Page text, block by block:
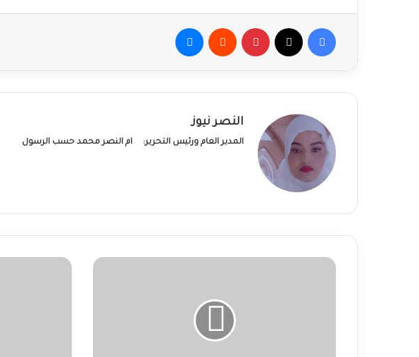
فيسبوك بينتيريست
النصر نيوز
المدير العام ورئيس التحرير: ام النصر محمد حسب الرسول
حريق
مدير